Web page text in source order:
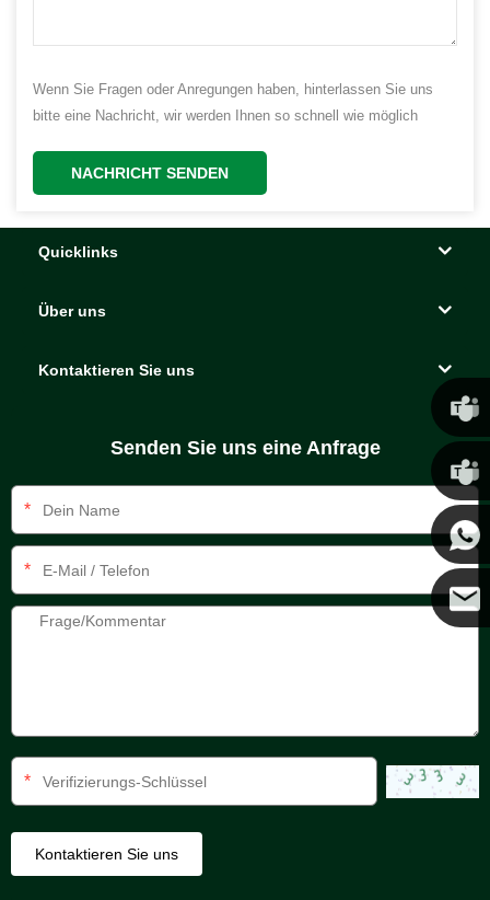
Wenn Sie Fragen oder Anregungen haben, hinterlassen Sie uns
bitte eine Nachricht, wir werden Ihnen so schnell wie möglich
NACHRICHT SENDEN
Quicklinks
Über uns
Kontaktieren Sie uns
Senden Sie uns eine Anfrage
*
*
*
Chris
Kenny